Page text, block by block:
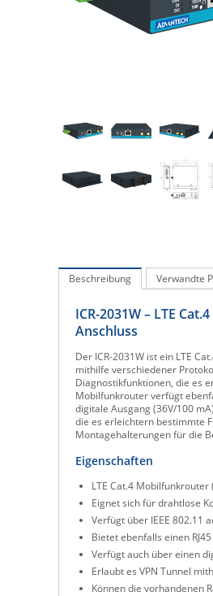
Beschreibung Verwandte
ICR-2031W – LTE
Anschluss
Der ICR-2031W ist ein LTE
mithilfe verschiedener
Diagnostikfunktionen, die es
Mobilfunkrouter verfügt
digitale Ausgang (36V/100
die es erleichtern bestimmte
Montagehalterungen für die
Eigenschaften
LTE Cat.4 Mobilfunkrouter
Eignet sich für drahtlose
Verfügt über IEEE 802.11
Bietet ebenfalls einen
Verfügt auch über einen
Erlaubt es VPN Tunnel
Können die vorhandenen